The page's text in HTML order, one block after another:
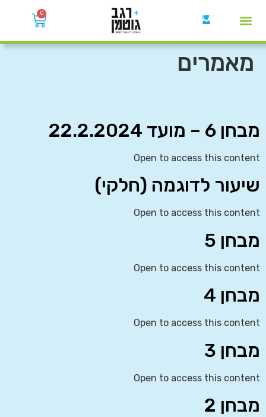
0
מאמרים
מבחן 6 – מועד 22.2.2024
Open to access this content
שיעור לדוגמה (חלקי)
Open to access this content
מבחן 5
Open to access this content
מבחן 4
Open to access this content
מבחן 3
Open to access this content
מבחן 2